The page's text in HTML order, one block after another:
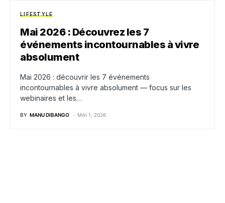
LIFESTYLE
Mai 2026 : Découvrez les 7
événements incontournables à vivre
absolument
Mai 2026 : découvrir les 7 événements
incontournables à vivre absolument — focus sur les
webinaires et les…
BY MANU DIBANGO MAI 1, 2026